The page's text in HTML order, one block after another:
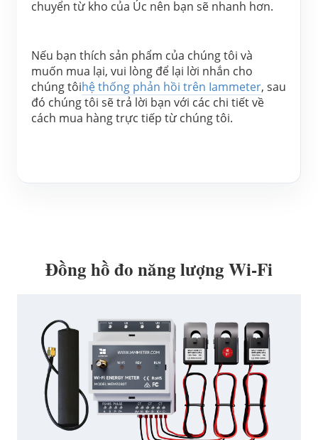
chuyển từ kho của Úc nên bạn sẽ nhanh hơn.
Nếu bạn thích sản phẩm của chúng tôi và
muốn mua lại, vui lòng để lại lời nhắn cho
chúng tôihệ thống phản hồi trên Iammeter, sau
đó chúng tôi sẽ trả lời bạn với các chi tiết về
cách mua hàng trực tiếp từ chúng tôi.
Đồng hồ đo năng lượng Wi-Fi